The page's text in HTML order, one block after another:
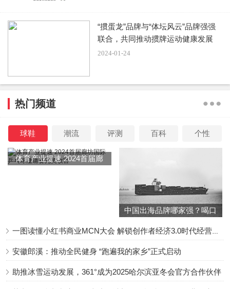
不过，饶雪漫的道歉似乎有些阴阳怪气，她那句“不是单纯路
过”，很明显就是暗指粉丝。难道粉丝就不是人了吗？粉丝去
该剧很多主演的粉丝吐槽，纷纷表示这样操作真的很丢路人
下去，小心赔得血本无归。
有个好口碑。像作为公众人物的饶雪漫这样直接在网友上声
吐槽，真的没有必要，建议还是多多关注一下电影本身的质
量吧！要不然，别到时电影质量没有把控好，路人缘也全掉
光了，电影一上映就扑了，那就不好了。
“掼蛋龙”品牌与“体坛风云”品牌强强
联合，共同推动掼牌运动健康发展
2024-01-24
热门频道
球鞋 潮流 评测 百科 个性
体育产业提速 2024首届廊
中国出海品牌哪家强？喝口
安徽郎溪：推动全民健身 “跑遍我的家乡”正式启动
助推冰雪运动发展，361°成为2025哈尔滨亚冬会官方合作伙伴